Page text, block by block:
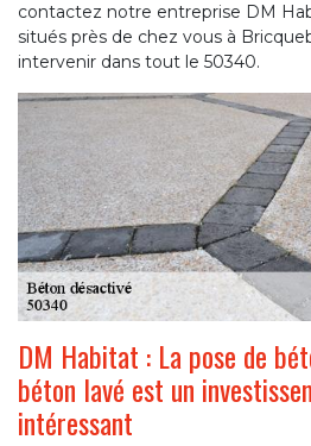
contactez notre entreprise DM
situés près de chez vous à
intervenir dans tout le 50340.
DM Habitat : La pose de
béton lavé est un
intéressant